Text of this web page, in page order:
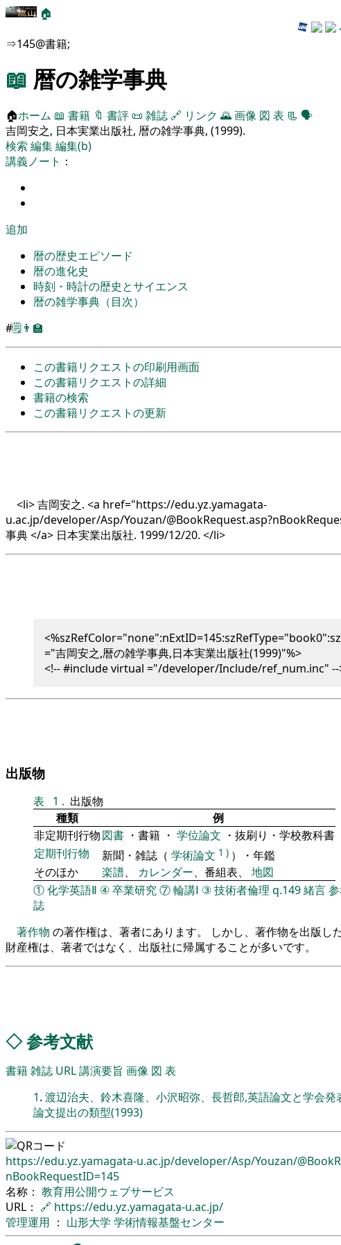
🏠
⇒145@書籍;
📖 暦の雑学事典
🏠ホーム 📖 書籍 🔖 書評 📜 雑誌 🔗 リンク 🌄画像 図 表 📃 🗣️
吉岡安之, 日本実業出版社, 暦の雑学事典, (1999).
検索 編集編集(b)
講義ノート ：
追加
暦の歴史エピソード
暦の進化史
時刻・時計の歴史とサイエンス
暦の雑学事典（目次）
#🗒️👨‍🏫
この書籍リクエストの印刷用画面
この書籍リクエストの詳細
書籍の検索
この書籍リクエストの更新
<li> 吉岡安之. <a href="https://edu.yz.yamagata-
u.ac.jp/developer/Asp/Youzan/
事典 </a> 日本実業出版社. 1999/12/20. </li>
="吉岡安之,暦の雑学事典,日本実業出版社(1999)"%>
<!-- #include virtual ="/developer/Include/ref_num.inc" --
出版物
表 1 . 出版物
種類
例
非定期刊行物図書 ・書籍 ・ 学位論文 ・抜刷り・学校教科書
定期刊行物
新聞・雑誌（ 学術論文 1 ) ）・年鑑
そのほか
楽譜、 カレンダー、番組表、 地図
①化学英語Ⅱ ④卒業研究⑦輪講Ⅰ ③技術者倫理 q.149緒言
誌
著作物 の著作権は、著者にあります。 しかし、著作物を出版し
財産権は、著者ではなく、出版社に帰属することが多いです。
◇参考文献
書籍雑誌 URL講演要旨 画像 図 表
1. 渡辺治夫、鈴木喜隆、小沢昭弥、長哲郎,英語論文と学会発
論文提出の類型(1993)
https://edu.yz.yamagata-u.ac.jp/developer/Asp/Youzan/
nBookRequestID=145
名称： 教育用公開ウェブサービス
URL： 🔗 https://edu.yz.yamagata-u.ac.jp/
管理運用 ： 山形大学 学術情報基盤センター